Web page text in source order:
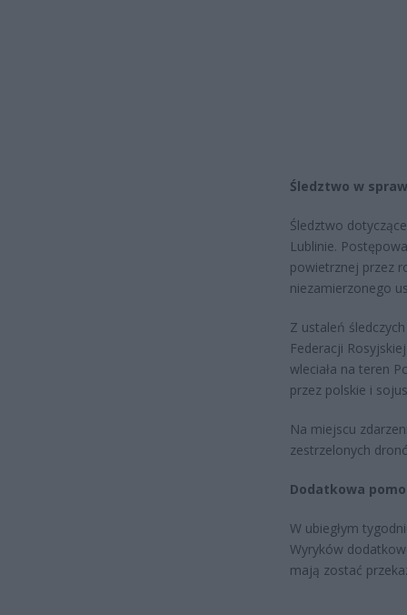
Śledztwo w
Śledztwo
Lublinie.
powietrznej przez
niezamierzonego
Z ustaleń
Federacji
wleciała na teren
przez polskie i
Na miejscu
zestrzelonych
Dodatkowa
W ubiegłym
Wyryków
mają zostać